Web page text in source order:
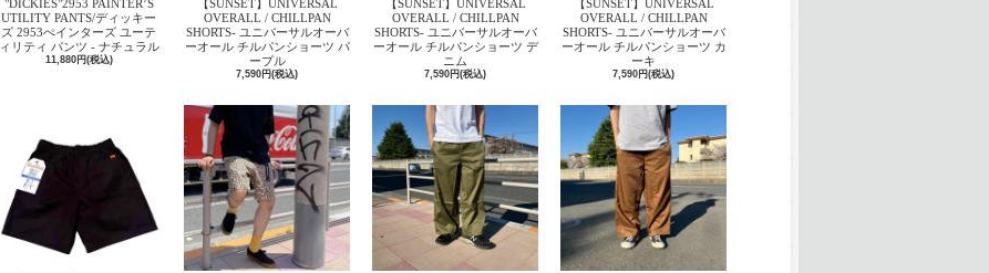
"DICKIES"2953 PAINTER’S
UTILITY PANTS/ディッキー
ズ 2953ぺインターズ ユーテ
ィリティ パンツ - ナチュラル
11,880円(税込)
【SUNSET】UNIVERSAL
OVERALL / CHILLPAN
SHORTS- ユニバーサルオーバ
ーオール チルパンショーツ パ
ープル
7,590円(税込)
【SUNSET】UNIVERSAL
OVERALL / CHILLPAN
SHORTS- ユニバーサルオーバ
ーオール チルパンショーツ デ
ニム
7,590円(税込)
【SUNSET】UNIVERSAL
OVERALL / CHILLPAN
SHORTS- ユニバーサルオーバ
ーオール チルパンショーツ カ
ーキ
7,590円(税込)